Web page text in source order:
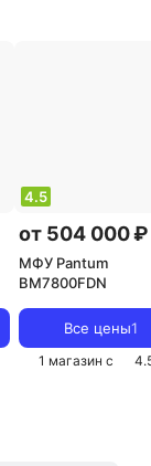
4.5
от 504 000 ₽
МФУ Pantum
BM7800FDN
Все цены1
1 магазин с